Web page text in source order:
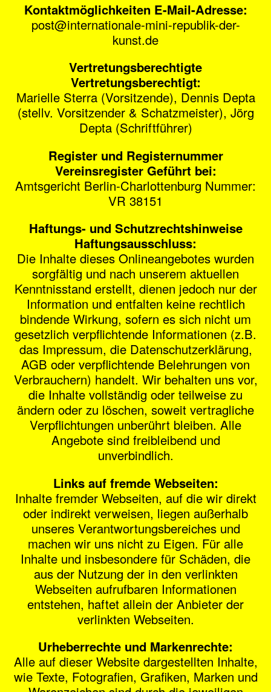
Kontaktmöglichkeiten E-Mail-Adresse:
post@internationale-mini-republik-der-
kunst.de
Vertretungsberechtigte
Vertretungsberechtigt:
Marielle Sterra (Vorsitzende), Dennis Depta
(stellv. Vorsitzender & Schatzmeister), Jörg
Depta (Schriftführer)
Register und Registernummer
Vereinsregister Geführt bei:
Amtsgericht Berlin-Charlottenburg Nummer:
VR 38151
Haftungs- und Schutzrechtshinweise
Haftungsausschluss:
Die Inhalte dieses Onlineangebotes wurden
sorgfältig und nach unserem aktuellen
Kenntnisstand erstellt, dienen jedoch nur der
Information und entfalten keine rechtlich
bindende Wirkung, sofern es sich nicht um
gesetzlich verpflichtende Informationen (z.B.
das Impressum, die Datenschutzerklärung,
AGB oder verpflichtende Belehrungen von
Verbrauchern) handelt. Wir behalten uns vor,
die Inhalte vollständig oder teilweise zu
ändern oder zu löschen, soweit vertragliche
Verpflichtungen unberührt bleiben. Alle
Angebote sind freibleibend und
unverbindlich.
Links auf fremde Webseiten:
Inhalte fremder Webseiten, auf die wir direkt
oder indirekt verweisen, liegen außerhalb
unseres Verantwortungsbereiches und
machen wir uns nicht zu Eigen. Für alle
Inhalte und insbesondere für Schäden, die
aus der Nutzung der in den verlinkten
Webseiten aufrufbaren Informationen
entstehen, haftet allein der Anbieter der
verlinkten Webseiten.
Urheberrechte und Markenrechte:
Alle auf dieser Website dargestellten Inhalte,
wie Texte, Fotografien, Grafiken, Marken und